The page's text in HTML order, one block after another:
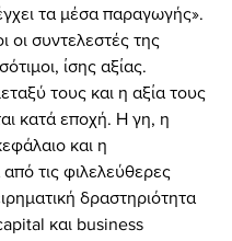
τα μέσα παραγωγής».
οι συντελεστές της
ίσης αξίας.
τους και η αξία τους
κατά εποχή. Η γη, η
και η
τις φιλελεύθερες
δραστηριότητα
και business